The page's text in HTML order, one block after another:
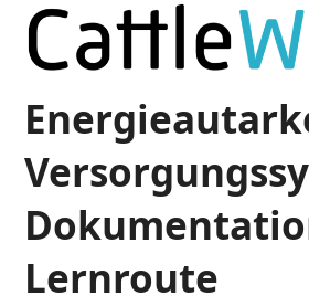
Lernroute